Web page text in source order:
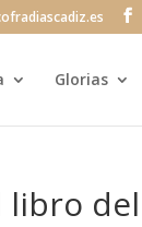
Glorias